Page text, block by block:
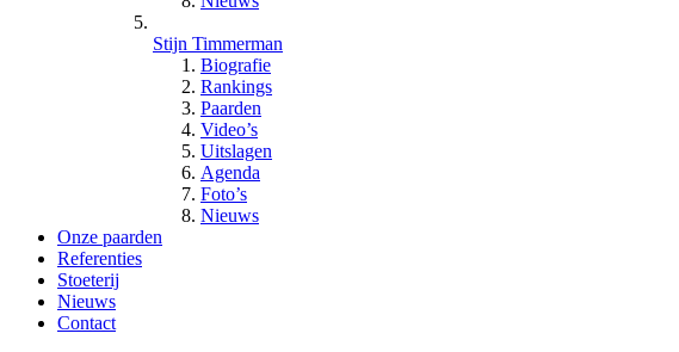
Stijn Timmerman
Biografie
Rankings
Paarden
Video’s
Uitslagen
Agenda
Foto’s
Nieuws
Onze paarden
Referenties
Stoeterij
Nieuws
Contact